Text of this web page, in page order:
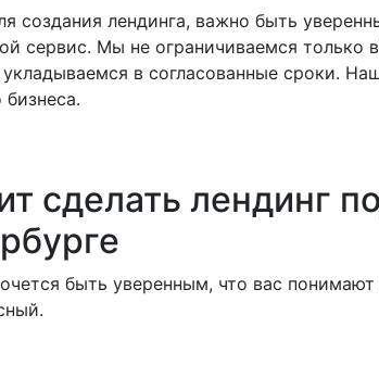
создания лендинга, важно быть
сервис. Мы не ограничиваемся
в согласованные сроки.
сделать лендинг
быть уверенным, что вас